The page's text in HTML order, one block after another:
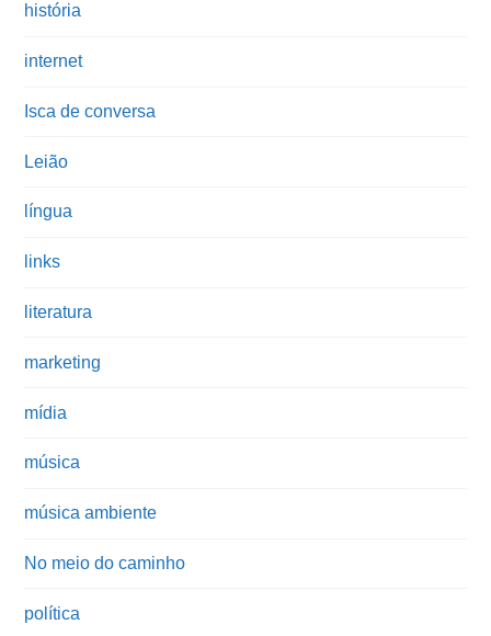
história
internet
Isca de conversa
Leião
língua
links
literatura
marketing
mídia
música
música ambiente
No meio do caminho
política